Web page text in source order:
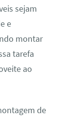
sejam
e
montar
tarefa
ao
de